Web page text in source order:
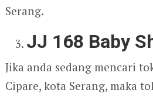
Serang.
JJ 168 Baby
Jika anda sedang mencari
Cipare, kota Serang, maka